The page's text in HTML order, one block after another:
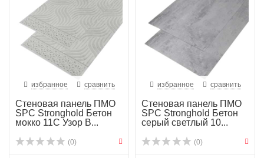
избранное сравнить
Стеновая панель ПМО
SPC Stronghold Бетон
мокко 11С Узор В...
(0)
избранное сравнить
Стеновая панель ПМО
SPC Stronghold Бетон
серый светлый 10...
(0)